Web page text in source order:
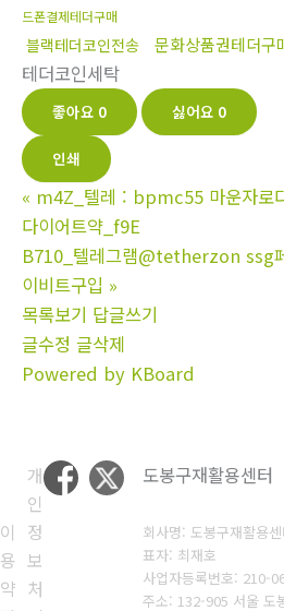
드폰결제테더구매
블랙테더코인전송 문화상품권테더구
테더코인세탁
좋아요 0 싫어요 0
인쇄
« m4Z_텔레 : bpmc55 마운자로
다이어트약_f9E
B710_텔레그램@tetherzon ssg
이비트구입 »
목록보기 답글쓰기
글수정 글삭제
Powered by KBoard
이
용
약
개
인
정
보
처
도봉구재활용센터
회사명: 도봉구재활용
표자: 최재호
사업자등록번호: 210-
주소: 132-905 서울 도